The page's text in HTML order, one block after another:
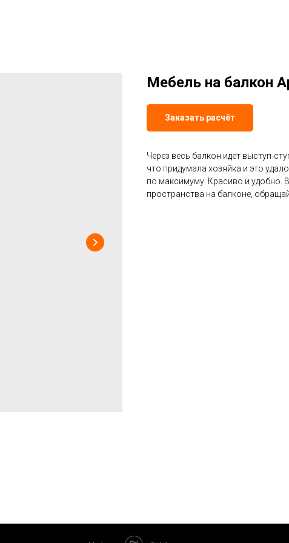
Мебель на балкон
Заказать расчёт
Через весь балкон идет выступ-
что придумала хозяйка и это
по максимуму. Красиво и удобно.
пространства на балконе,